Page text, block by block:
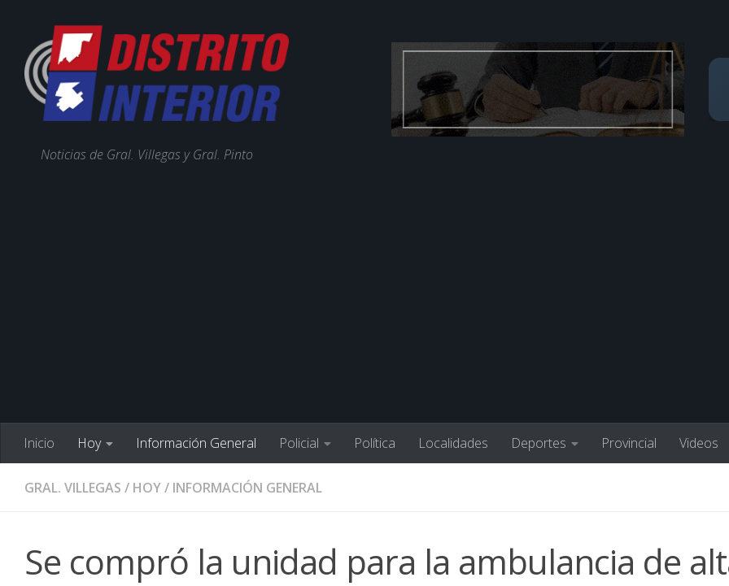
Noticias de Gral. Villegas y Gral. Pinto
Inicio Hoy Información General Policial Política Localidades Deportes Provincial Videos
GRAL. VILLEGAS / HOY/ INFORMACIÓN GENERAL
Se compró la unidad para la ambulancia de